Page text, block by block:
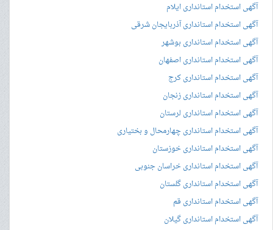
آگهی استخدام استانداری ایلام
آگهی استخدام استانداری آذربایجان شرقی
آگهی استخدام استانداری بوشهر
آگهی استخدام استانداری اصفهان
آگهی استخدام استانداری کرج
آگهی استخدام استانداری زنجان
آگهی استخدام استانداری لرستان
آگهی استخدام استانداری چهارمحال و بختیاری
آگهی استخدام استانداری خوزستان
آگهی استخدام استانداری خراسان جنوبی
آگهی استخدام استانداری گلستان
آگهی استخدام استانداری قم
آگهی استخدام استانداری گیلان